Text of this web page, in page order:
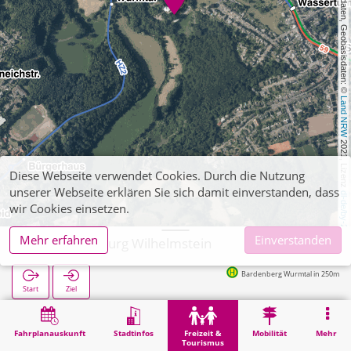
, Kartendaten, Geobasisdaten: ©
Land NRW
2021, Lizenz
dl-de/by-2-0
Fahrplanauskunft Stadtinfos
Freizeit &
Tourismus
Mobilität Mehr
Würselen, Burg Wilhelmstein
Start Ziel
Bardenberg Wurmtal in 250m
Freizeit & Tourismus Unterhaltung Würselen, Burg Wilhelmstein
Diese Webseite verwendet Cookies. Durch die Nutzung
unserer Webseite erklären Sie sich damit einverstanden, dass
wir Cookies einsetzen.
Mehr erfahren
Einverstanden